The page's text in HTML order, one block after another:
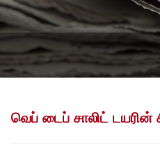
வெப் டைப் சாலிட் டயரின்